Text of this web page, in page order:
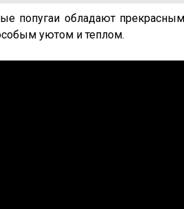
попугаи обладают
уютом и теплом.